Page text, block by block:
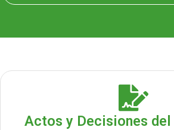
Actos y Decisiones del